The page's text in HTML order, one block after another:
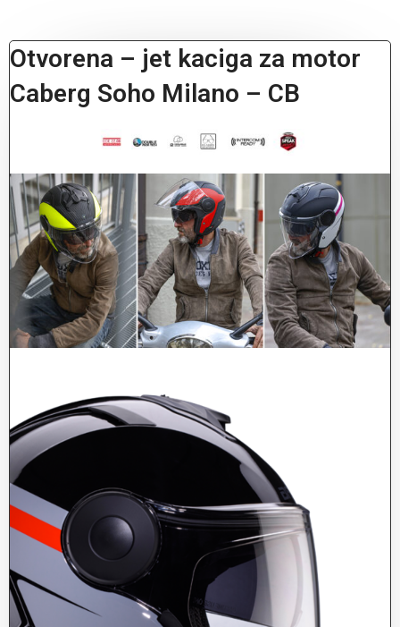
Otvorena – jet kaciga za motor
Caberg Soho Milano – CB